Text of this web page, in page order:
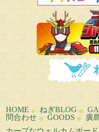
HOME ねぎBLOG
問合わせ
GOODS
廣